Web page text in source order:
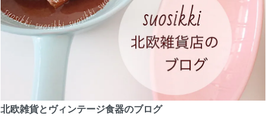
北欧雑貨とヴィンテージ食器のブログ